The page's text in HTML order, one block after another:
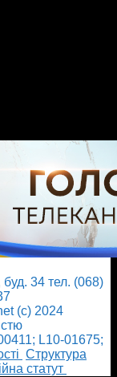
34 тел. (068)
(с) 2024
L10-01675;
Cтруктура
статут